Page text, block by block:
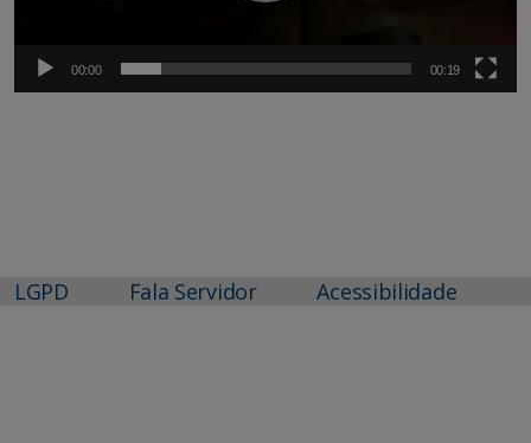
00:00 00:19
LGPD Fala Servidor Acessibilidade